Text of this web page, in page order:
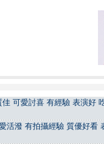
可愛討喜 有經驗 表演好
活潑 有拍攝經驗 質優好看